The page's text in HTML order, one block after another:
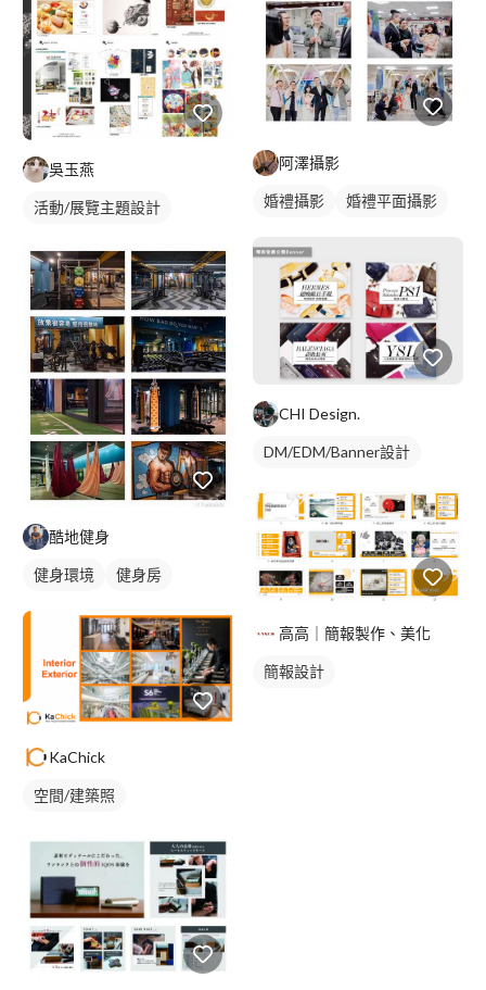
吳玉燕
活動/展覽主題設計
酷地健身
健身環境 健身房
KaChick
空間/建築照
阿澤攝影
婚禮攝影 婚禮平面攝影
CHI Design.
DM/EDM/Banner設計
高高｜簡報製作、美化
簡報設計